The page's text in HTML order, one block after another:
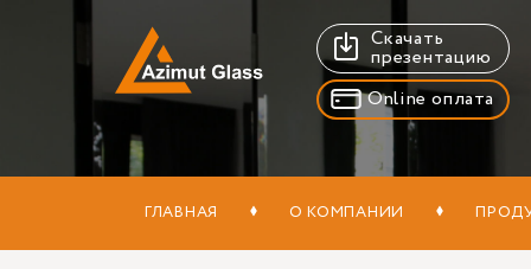
Скачать
презентацию
Online оплата
ГЛАВНАЯ О КОМПАНИИ